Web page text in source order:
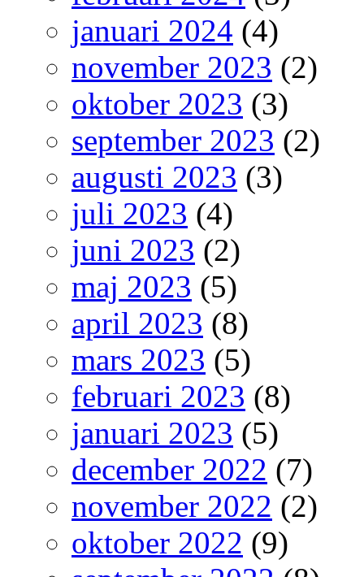
januari 2024 (4)
november 2023 (2)
oktober 2023 (3)
september 2023 (2)
augusti 2023 (3)
juli 2023 (4)
juni 2023 (2)
maj 2023 (5)
april 2023 (8)
mars 2023 (5)
februari 2023 (8)
januari 2023 (5)
december 2022 (7)
november 2022 (2)
oktober 2022 (9)